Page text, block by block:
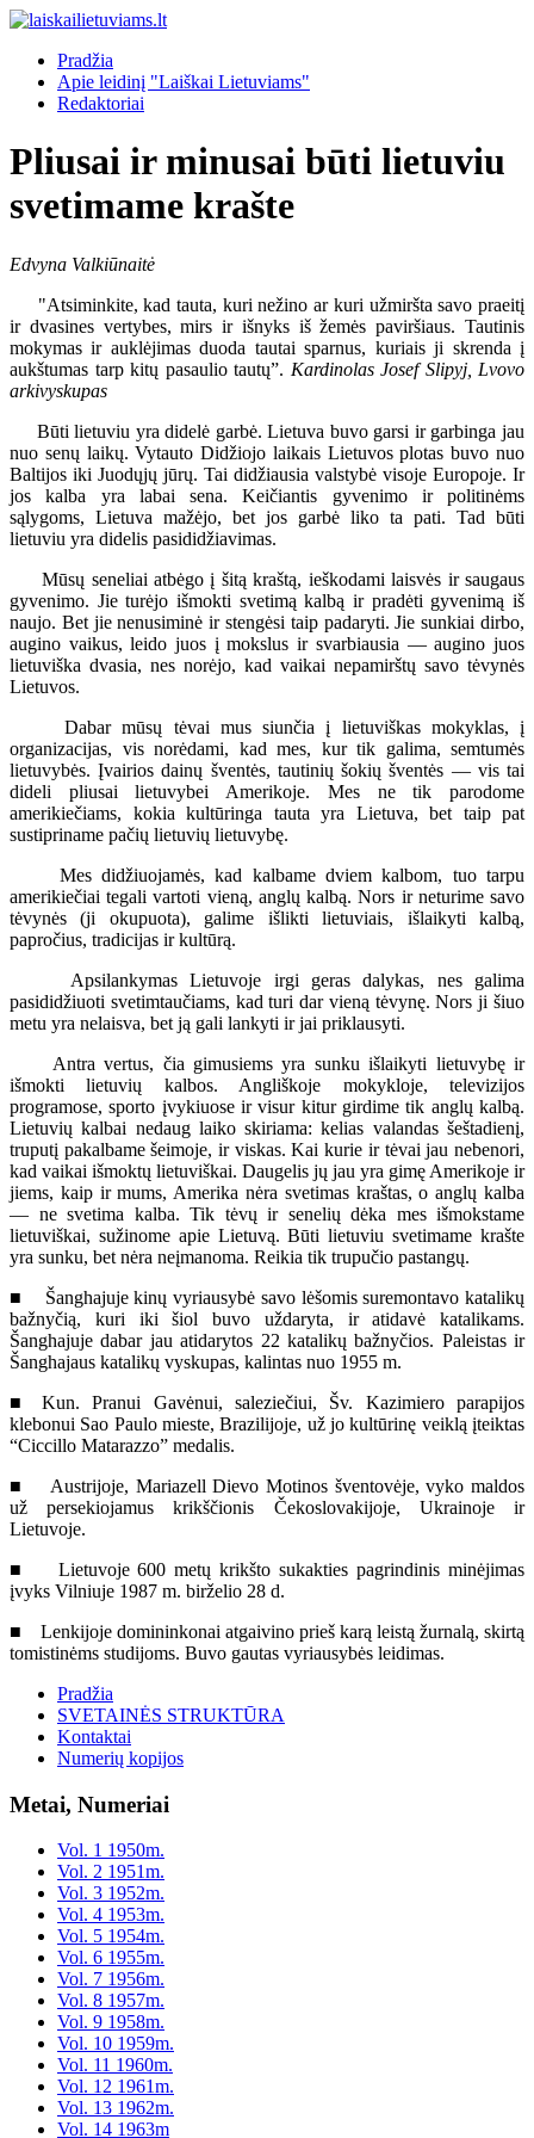
Pradžia
Apie leidinį "Laiškai Lietuviams"
Redaktoriai
Pliusai ir minusai būti lietuviu
svetimame krašte
Edvyna Valkiūnaitė
"Atsiminkite, kad tauta, kuri nežino ar kuri užmiršta savo praeitį
ir dvasines vertybes, mirs ir išnyks iš žemės paviršiaus. Tautinis
mokymas ir auklėjimas duoda tautai sparnus, kuriais ji skrenda į
aukštumas tarp kitų pasaulio tautų”. Kardinolas Josef Slipyj, Lvovo
arkivyskupas
Būti lietuviu yra didelė garbė. Lietuva buvo garsi ir garbinga jau
nuo senų laikų. Vytauto Didžiojo laikais Lietuvos plotas buvo nuo
Baltijos iki Juodųjų jūrų. Tai didžiausia valstybė visoje Europoje. Ir
jos kalba yra labai sena. Keičiantis gyvenimo ir politinėms
sąlygoms, Lietuva mažėjo, bet jos garbė liko ta pati. Tad būti
lietuviu yra didelis pasididžiavimas.
Mūsų seneliai atbėgo į šitą kraštą, ieškodami laisvės ir saugaus
gyvenimo. Jie turėjo išmokti svetimą kalbą ir pradėti gyvenimą iš
naujo. Bet jie nenusiminė ir stengėsi taip padaryti. Jie sunkiai dirbo,
augino vaikus, leido juos į mokslus ir svarbiausia — augino juos
lietuviška dvasia, nes norėjo, kad vaikai nepamirštų savo tėvynės
Lietuvos.
Dabar mūsų tėvai mus siunčia į lietuviškas mokyklas, į
organizacijas, vis norėdami, kad mes, kur tik galima, semtumės
lietuvybės. Įvairios dainų šventės, tautinių šokių šventės — vis tai
dideli pliusai lietuvybei Amerikoje. Mes ne tik parodome
amerikiečiams, kokia kultūringa tauta yra Lietuva, bet taip pat
sustipriname pačių lietuvių lietuvybę.
Mes didžiuojamės, kad kalbame dviem kalbom, tuo tarpu
amerikiečiai tegali vartoti vieną, anglų kalbą. Nors ir neturime savo
tėvynės (ji okupuota), galime išlikti lietuviais, išlaikyti kalbą,
papročius, tradicijas ir kultūrą.
Apsilankymas Lietuvoje irgi geras dalykas, nes galima
pasididžiuoti svetimtaučiams, kad turi dar vieną tėvynę. Nors ji šiuo
metu yra nelaisva, bet ją gali lankyti ir jai priklausyti.
Antra vertus, čia gimusiems yra sunku išlaikyti lietuvybę ir
išmokti lietuvių kalbos. Angliškoje mokykloje, televizijos
programose, sporto įvykiuose ir visur kitur girdime tik anglų kalbą.
Lietuvių kalbai nedaug laiko skiriama: kelias valandas šeštadienį,
truputį pakalbame šeimoje, ir viskas. Kai kurie ir tėvai jau nebenori,
kad vaikai išmoktų lietuviškai. Daugelis jų jau yra gimę Amerikoje ir
jiems, kaip ir mums, Amerika nėra svetimas kraštas, o anglų kalba
— ne svetima kalba. Tik tėvų ir senelių dėka mes išmokstame
lietuviškai, sužinome apie Lietuvą. Būti lietuviu svetimame krašte
yra sunku, bet nėra neįmanoma. Reikia tik trupučio pastangų.
■ Šanghajuje kinų vyriausybė savo lėšomis suremontavo katalikų
bažnyčią, kuri iki šiol buvo uždaryta, ir atidavė katalikams.
Šanghajuje dabar jau atidarytos 22 katalikų bažnyčios. Paleistas ir
Šanghajaus katalikų vyskupas, kalintas nuo 1955 m.
■ Kun. Pranui Gavėnui, saleziečiui, Šv. Kazimiero parapijos
klebonui Sao Paulo mieste, Brazilijoje, už jo kultūrinę veiklą įteiktas
“Ciccillo Matarazzo” medalis.
■ Austrijoje, Mariazell Dievo Motinos šventovėje, vyko maldos
už persekiojamus krikščionis Čekoslovakijoje, Ukrainoje ir
Lietuvoje.
■ Lietuvoje 600 metų krikšto sukakties pagrindinis minėjimas
įvyks Vilniuje 1987 m. birželio 28 d.
■ Lenkijoje domininkonai atgaivino prieš karą leistą žurnalą, skirtą
tomistinėms studijoms. Buvo gautas vyriausybės leidimas.
Pradžia
SVETAINĖS STRUKTŪRA
Kontaktai
Numerių kopijos
Metai, Numeriai
Vol. 1 1950m.
Vol. 2 1951m.
Vol. 3 1952m.
Vol. 4 1953m.
Vol. 5 1954m.
Vol. 6 1955m.
Vol. 7 1956m.
Vol. 8 1957m.
Vol. 9 1958m.
Vol. 10 1959m.
Vol. 11 1960m.
Vol. 12 1961m.
Vol. 13 1962m.
Vol. 14 1963m